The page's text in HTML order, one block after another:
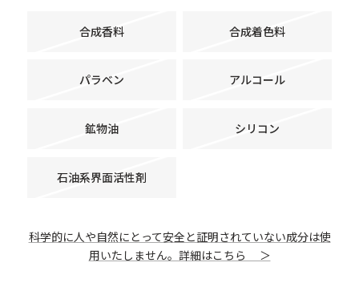
合成香料 合成着色料
パラベン アルコール
鉱物油 シリコン
石油系界面活性剤
科学的に人や自然にとって安全と証明されていない成分は使
用いたしません。詳細はこちら ＞